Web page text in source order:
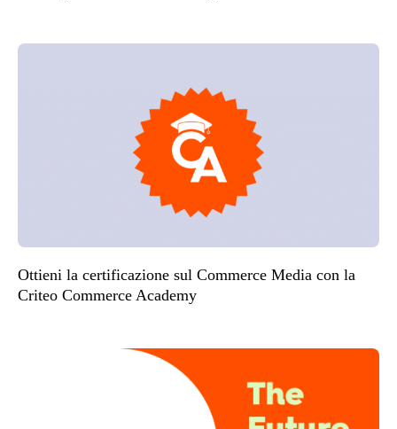
Ottieni la certificazione sul Commerce Media con la
Criteo Commerce Academy